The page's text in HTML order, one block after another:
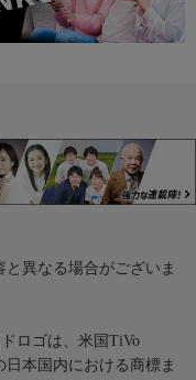
異なる場合がございま
ロゴは、米国TiVo
本国内における商標ま